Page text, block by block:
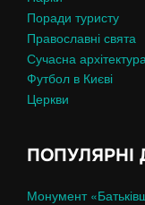
Поради туристу
Православні свята
Сучасна архітектура
Футбол в Києві
Церкви
ПОПУЛЯРНІ
Монумент